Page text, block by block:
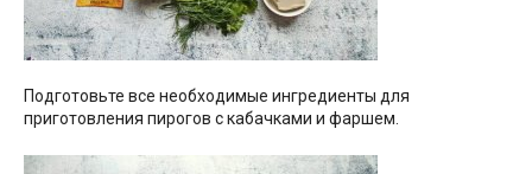
Подготовьте все необходимые ингредиенты для
приготовления пирогов с кабачками и фаршем.